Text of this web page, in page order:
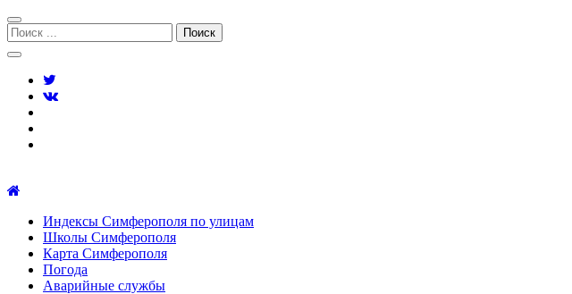
Перейти
к
навигации
Перейти
к
содержимому
Поиск:
Индексы Симферополя по улицам
Школы Симферополя
Карта Симферополя
Погода
Аварийные службы